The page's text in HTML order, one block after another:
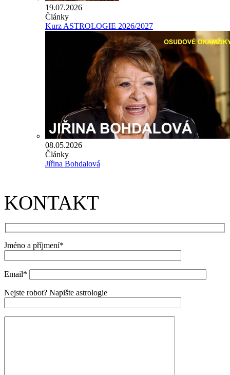
19.07.2026
Články
Kurz ASTROLOGIE 2026/2027
08.05.2026
Články
Jiřina Bohdalová
KONTAKT
Jméno a příjmení*
Email*
Nejste robot? Napište astrologie